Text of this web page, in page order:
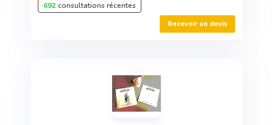
692consultations récentes
Recevoir un devis